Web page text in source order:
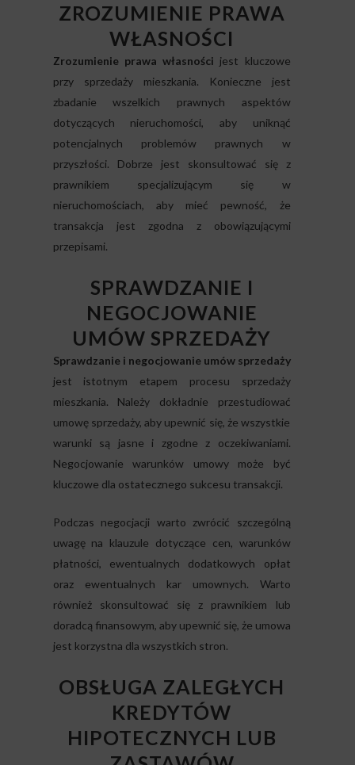
ZROZUMIENIE PRAWA
WŁASNOŚCI
Zrozumienie prawa własności jest kluczowe
przy sprzedaży mieszkania. Konieczne jest
zbadanie wszelkich prawnych aspektów
dotyczących nieruchomości, aby uniknąć
potencjalnych problemów prawnych w
przyszłości. Dobrze jest skonsultować się z
prawnikiem specjalizującym się w
nieruchomościach, aby mieć pewność, że
transakcja jest zgodna z obowiązującymi
przepisami.
SPRAWDZANIE I
NEGOCJOWANIE
UMÓW SPRZEDAŻY
Sprawdzanie i negocjowanie umów sprzedaży
jest istotnym etapem procesu sprzedaży
mieszkania. Należy dokładnie przestudiować
umowę sprzedaży, aby upewnić się, że wszystkie
warunki są jasne i zgodne z oczekiwaniami.
Negocjowanie warunków umowy może być
kluczowe dla ostatecznego sukcesu transakcji.
Podczas negocjacji warto zwrócić szczególną
uwagę na klauzule dotyczące cen, warunków
płatności, ewentualnych dodatkowych opłat
oraz ewentualnych kar umownych. Warto
również skonsultować się z prawnikiem lub
doradcą finansowym, aby upewnić się, że umowa
jest korzystna dla wszystkich stron.
OBSŁUGA ZALEGŁYCH
KREDYTÓW
HIPOTECZNYCH LUB